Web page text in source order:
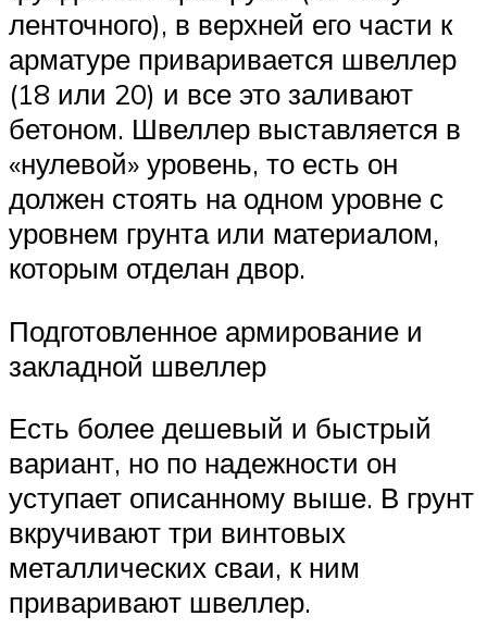
ленточного), в верхней его части к
арматуре приваривается швеллер
(18 или 20) и все это заливают
бетоном. Швеллер выставляется в
«нулевой» уровень, то есть он
должен стоять на одном уровне с
уровнем грунта или материалом,
которым отделан двор.
Подготовленное армирование и
закладной швеллер
Есть более дешевый и быстрый
вариант, но по надежности он
уступает описанному выше. В грунт
вкручивают три винтовых
металлических сваи, к ним
приваривают швеллер.